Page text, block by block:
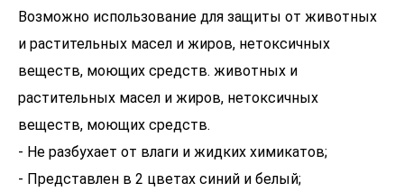
Возможно использование для защиты от животных
и растительных масел и жиров, нетоксичных
веществ, моющих средств. животных и
растительных масел и жиров, нетоксичных
веществ, моющих средств.
- Не разбухает от влаги и жидких химикатов;
- Представлен в 2 цветах синий и белый;